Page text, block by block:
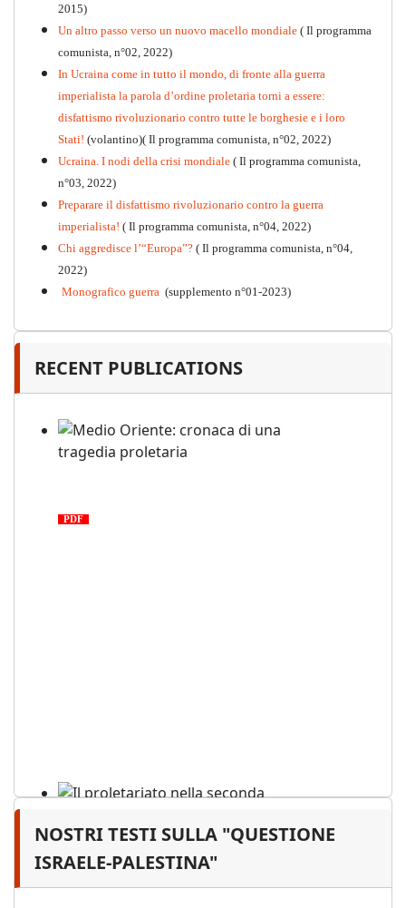
Kommunistisches Programm
PDF n°10 - 2026
2015)
Un altro passo verso un nuovo macello mondiale ( Il programma
comunista, n°02, 2022)
In Ucraina come in tutto il mondo, di fronte alla guerra
imperialista la parola d’ordine proletaria torni a essere:
disfattismo rivoluzionario contro tutte le borghesie e i loro
Stati! (volantino)( Il programma comunista, n°02, 2022)
Ucraina. I nodi della crisi mondiale ( Il programma comunista,
n°03, 2022)
Preparare il disfattismo rivoluzionario contro la guerra
imperialista! ( Il programma comunista, n°04, 2022)
Chi aggredisce l’“Europa”? ( Il programma comunista, n°04,
2022)
Monografico guerra (supplemento n°01-2023)
RECENT PUBLICATIONS
PDF
Il proletariato nella seconda
guerra mondiale e nella
NOSTRI TESTI SULLA "QUESTIONE
ISRAELE-PALESTINA"